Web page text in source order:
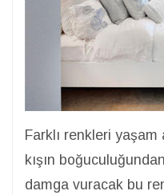
Farklı renkleri
kışın
damga vuracak bu